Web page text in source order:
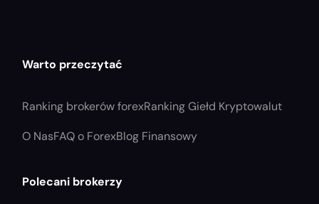
Warto przeczytać
Ranking brokerów forexRanking Giełd Kryptowalut
O NasFAQ o ForexBlog Finansowy
Polecani brokerzy